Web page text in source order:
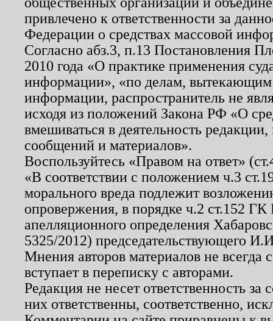
привлечено к ответственности за
Федерации о средствах массовой
Согласно абз.3, п.13 Постановления
2010 года «О практике применения
информации», «по делам, вытекающим
информации, распространитель не
исходя из положений Закона РФ «О
вмешиваться в деятельность
сообщений и материалов».
Воспользуйтесь «Правом на ответ»
«В соответствии с положением ч.3
морального вреда подлежит
опровержения, в порядке ч.2 ст.152
апелляционного определения
5325/2012) председательствующего
Мнения авторов материалов не
вступает в переписку с авторами.
Редакция не несет ответственность
них ответственны, соответственно,